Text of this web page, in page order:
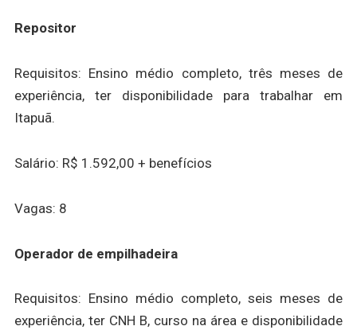
Repositor
Requisitos: Ensino médio completo, três meses de
experiência, ter disponibilidade para trabalhar em
Itapuã.
Salário: R$ 1.592,00 + benefícios
Vagas: 8
Operador de empilhadeira
Requisitos: Ensino médio completo, seis meses de
experiência, ter CNH B, curso na área e disponibilidade